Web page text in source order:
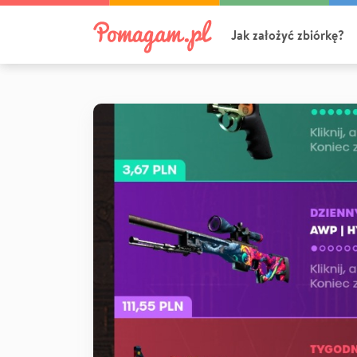
Jak założyć zbiórkę?